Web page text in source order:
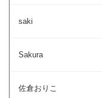
saki
Sakura
佐倉おりこ